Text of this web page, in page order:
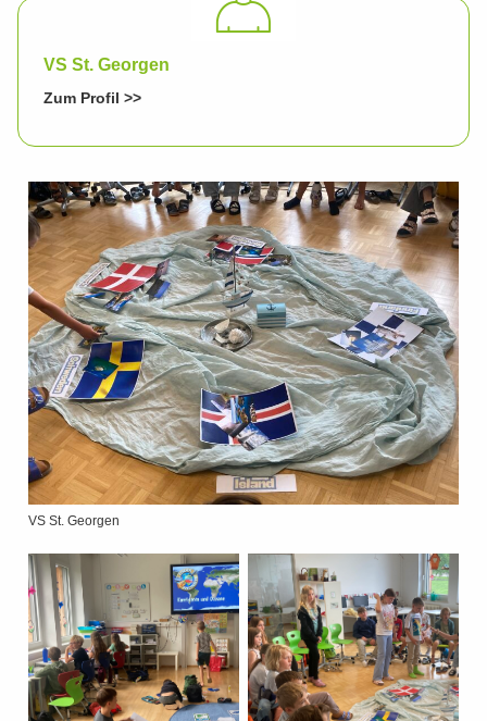
VS St. Georgen
Zum Profil >>
VS St. Georgen